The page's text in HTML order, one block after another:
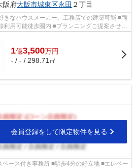
阪府大阪市城東区永田 ２丁目
きなハウスメーカー、工務店での建築可能 ■両
利用可能徒歩圏内 ■プランニングご提案させて
1億3,500万円
- / - / 298.71㎡
会員登録をして限定物件を見る
ース付き事務所 ■駅歩4分の好立地 ■エレベー